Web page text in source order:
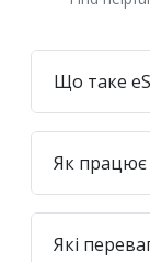
Що таке
Як працює
Які